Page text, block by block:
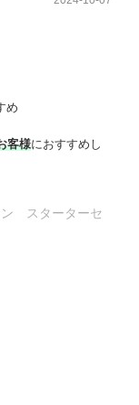
め
客様におすすめし
スターターセ